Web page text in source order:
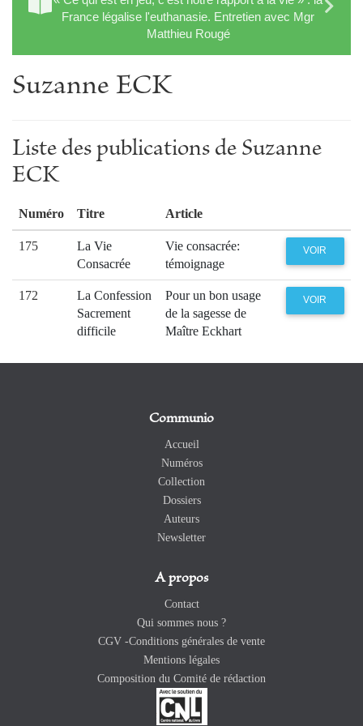
France légalise l'euthanasie. Entretien avec Mgr
Matthieu Rougé
Suzanne ECK
Liste des publications de Suzanne
ECK
Numéro Titre Article
175
La Vie
Consacrée
Vie consacrée:
témoignage
VOIR
172
La Confession
Sacrement
difficile
Pour un bon usage
de la sagesse de
Maître Eckhart
VOIR
Communio
Accueil
Numéros
Collection
Dossiers
Auteurs
Newsletter
A propos
Contact
Qui sommes nous ?
CGV -Conditions générales de vente
Mentions légales
Composition du Comité de rédaction